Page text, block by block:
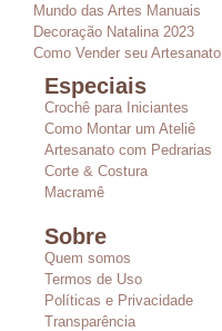
Mundo das Artes Manuais
Decoração Natalina 2023
Como Vender seu Artesanato
Especiais
Crochê para Iniciantes
Como Montar um Ateliê
Artesanato com Pedrarias
Corte & Costura
Macramê
Sobre
Quem somos
Termos de Uso
Políticas e Privacidade
Transparência